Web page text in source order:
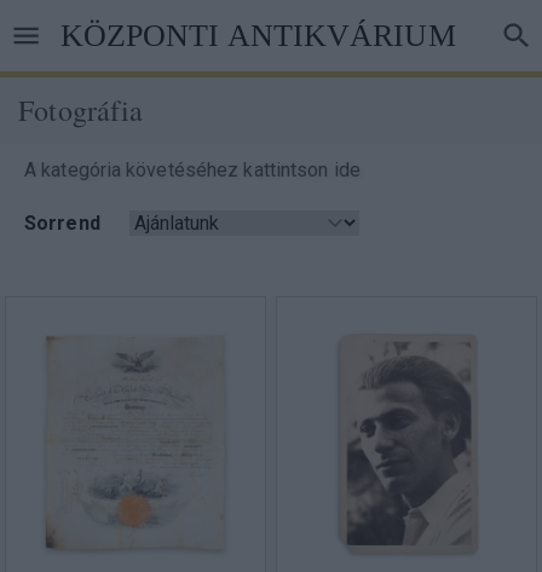
tartalomra
KÖZPONTI ANTIKVÁRIUM
Fotográfia
A kategória követéséhez kattintson ide
Sorrend